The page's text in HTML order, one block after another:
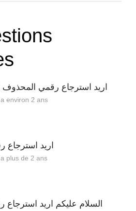
اريد استرجاع رقمي المحذوف
environ 2 ans
اريد استرجاع رقمي
plus de 2 ans
السلام عليكم اريد استرجاع